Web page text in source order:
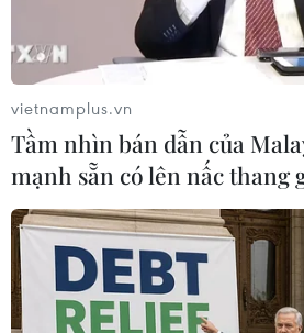
Theo dõi VietnamPlus
TIN CÙNG CHUYÊN MỤC
Hãng BMW bắt đầu sản xuất
loạt mẫu xe thuần điện “thế hệ
vietnamplus.vn
Tầm nhìn bán dẫn của
mạnh sẵn có lên nấc thang